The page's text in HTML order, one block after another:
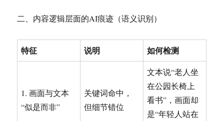
二、内容逻辑层面的AI痕迹（语义识别）
特征 说明 如何检测
1. 画面与文本
“似是而非”
关键词命中，
但细节错位
文本说“老人坐
在公园长椅上
看书”，画面却
是“年轻人站在